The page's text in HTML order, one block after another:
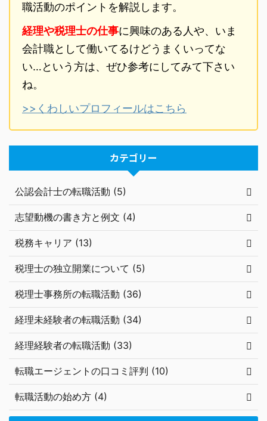
職活動のポイントを解説します。
経理や税理士の仕事に興味のある人や、いま
会計職として働いてるけどうまくいってな
い…という方は、ぜひ参考にしてみて下さい
ね。
>>くわしいプロフィールはこちら
カテゴリー
公認会計士の転職活動 (5)
志望動機の書き方と例文 (4)
税務キャリア (13)
税理士の独立開業について (5)
税理士事務所の転職活動 (36)
経理未経験者の転職活動 (34)
経理経験者の転職活動 (33)
転職エージェントの口コミ評判 (10)
転職活動の始め方 (4)